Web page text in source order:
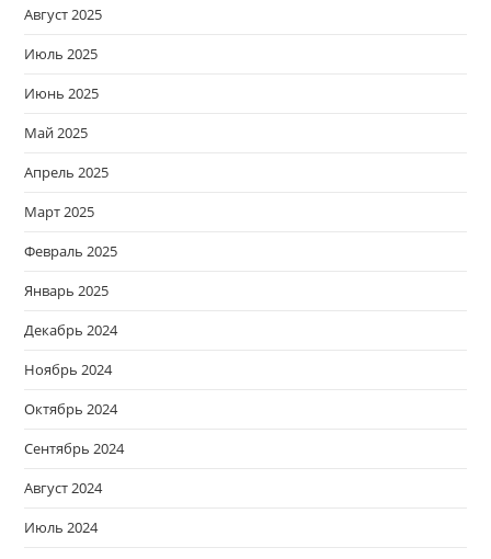
Август 2025
Июль 2025
Июнь 2025
Май 2025
Апрель 2025
Март 2025
Февраль 2025
Январь 2025
Декабрь 2024
Ноябрь 2024
Октябрь 2024
Сентябрь 2024
Август 2024
Июль 2024